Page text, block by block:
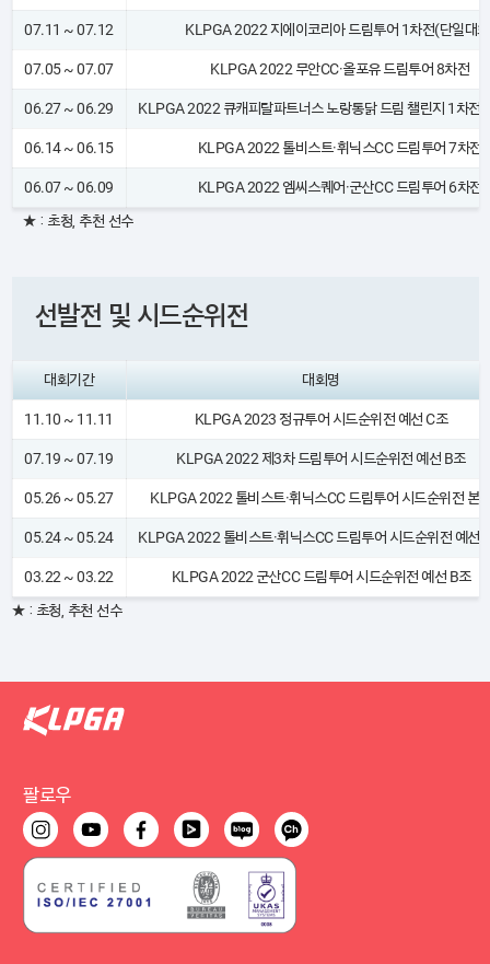
07.11 ~ 07.12 KLPGA 2022 지에이코리아 드림투어 1차전(단일대
07.05 ~ 07.07 KLPGA 2022 무안CC·올포유 드림투어 8차전
06.27 ~ 06.29 KLPGA 2022 큐캐피탈파트너스 노랑통닭 드림 챌린지 1차전(
06.14 ~ 06.15 KLPGA 2022 톨비스트·휘닉스CC 드림투어 7차전
06.07 ~ 06.09 KLPGA 2022 엠씨스퀘어·군산CC 드림투어 6차전
★ : 초청, 추천 선수
선발전 및 시드순위전
대회기간 대회명
11.10 ~ 11.11 KLPGA 2023 정규투어 시드순위전 예선 C조
07.19 ~ 07.19 KLPGA 2022 제3차 드림투어 시드순위전 예선 B조
05.26 ~ 05.27 KLPGA 2022 톨비스트·휘닉스CC 드림투어 시드순위전 본
05.24 ~ 05.24 KLPGA 2022 톨비스트·휘닉스CC 드림투어 시드순위전 예선
03.22 ~ 03.22 KLPGA 2022 군산CC 드림투어 시드순위전 예선 B조
★ : 초청, 추천 선수
팔로우